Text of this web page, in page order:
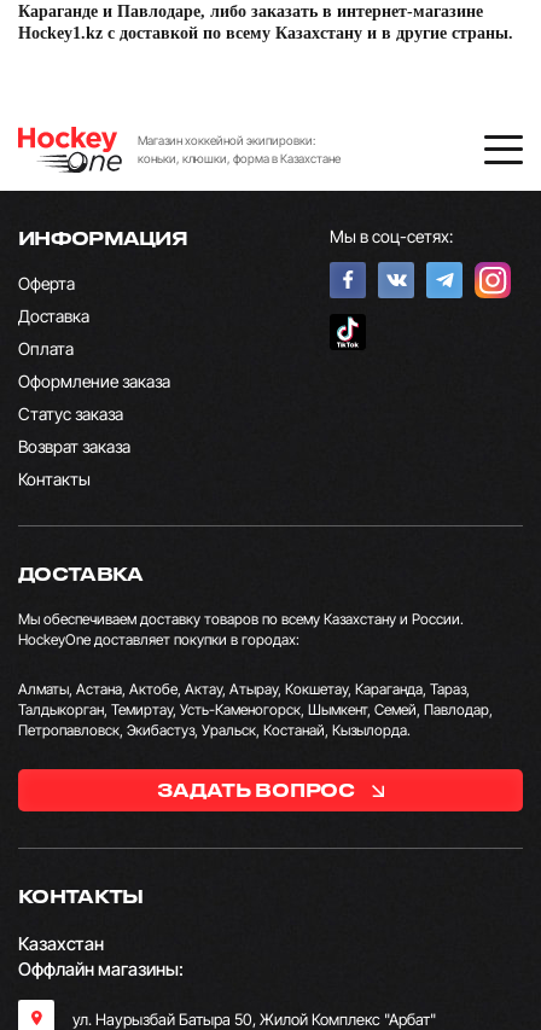
Караганде и Павлодаре, либо заказать в интернет-магазине
Hockey1.kz с доставкой по всему Казахстану и в другие страны.
Магазин хоккейной экипировки:
коньки, клюшки, форма в Казахстане
ИНФОРМАЦИЯ
Оферта
Доставка
Оплата
Оформление заказа
Статус заказа
Возврат заказа
Контакты
Мы в соц-сетях:
КОНТАКТЫ
Казахстан
Оффлайн магазины:
ул. Наурызбай Батыра 50, Жилой Комплекс "Арбат"
ДОСТАВКА
Мы обеспечиваем доставку товаров по всему Казахстану и России.
HockeyOne доставляет покупки в городах:
Алматы, Астана, Актобе, Актау, Атырау, Кокшетау, Караганда, Тараз,
Талдыкорган, Темиртау, Усть-Каменогорск, Шымкент, Семей, Павлодар,
Петропавловск, Экибастуз, Уральск, Костанай, Кызылорда.
ЗАДАТЬ ВОПРОС